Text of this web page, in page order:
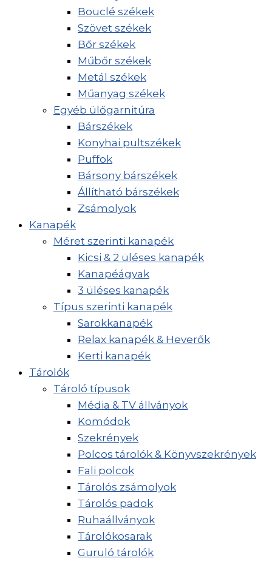
Bouclé székek
Szövet székek
Bőr székek
Műbőr székek
Metál székek
Műanyag székek
Egyéb ülőgarnitúra
Bárszékek
Konyhai pultszékek
Puffok
Bársony bárszékek
Állítható bárszékek
Zsámolyok
Kanapék
Méret szerinti kanapék
Kicsi & 2 üléses kanapék
Kanapéágyak
3 üléses kanapék
Típus szerinti kanapék
Sarokkanapék
Relax kanapék & Heverők
Kerti kanapék
Tárolók
Tároló típusok
Média & TV állványok
Komódok
Szekrények
Polcos tárolók & Könyvszekrények
Fali polcok
Tárolós zsámolyok
Tárolós padok
Ruhaállványok
Tárolókosarak
Guruló tárolók